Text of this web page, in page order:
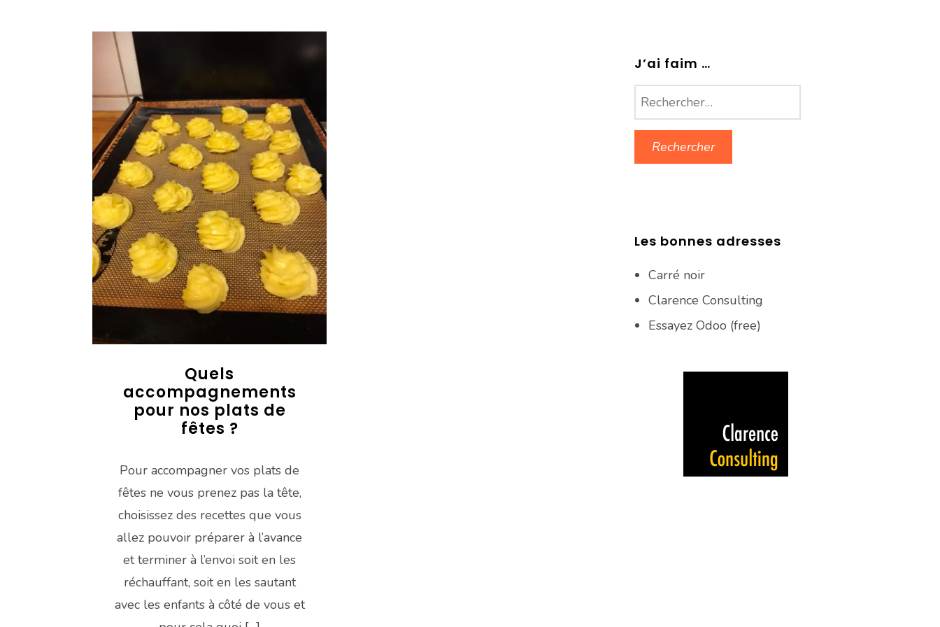
Quels
accompagnements
pour nos plats de
fêtes ?
Pour accompagner vos plats de
fêtes ne vous prenez pas la tête,
choisissez des recettes que vous
allez pouvoir préparer à l’avance
et terminer à l’envoi soit en les
réchauffant, soit en les sautant
avec les enfants à côté de vous et
J’ai faim …
Rechercher :
Les bonnes adresses
Carré noir
Clarence Consulting
Essayez Odoo (free)